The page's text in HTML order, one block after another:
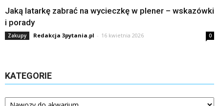
Jaką latarkę zabrać na wycieczkę w plener – wskazówki
i porady
Zakupy Redakcja 3pytania.pl - 16 kwietnia 2026 0
KATEGORIE
Kategorie